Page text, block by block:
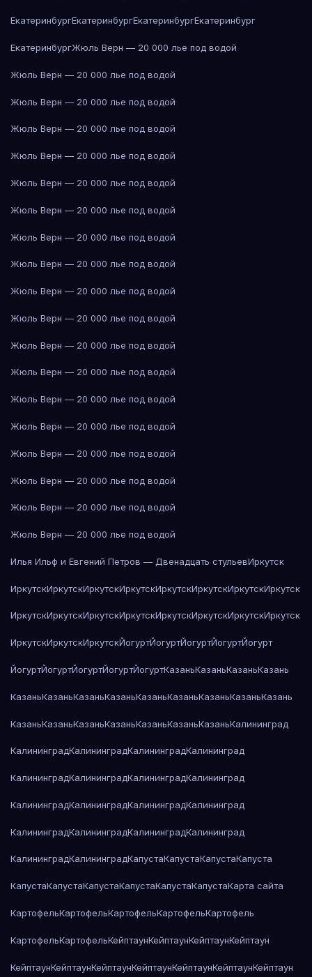
ЕкатеринбургЕкатеринбургЕкатеринбургЕкатеринбург
ЕкатеринбургЖюль Верн — 20 000 лье под водой
Жюль Верн — 20 000 лье под водой
Жюль Верн — 20 000 лье под водой
Жюль Верн — 20 000 лье под водой
Жюль Верн — 20 000 лье под водой
Жюль Верн — 20 000 лье под водой
Жюль Верн — 20 000 лье под водой
Жюль Верн — 20 000 лье под водой
Жюль Верн — 20 000 лье под водой
Жюль Верн — 20 000 лье под водой
Жюль Верн — 20 000 лье под водой
Жюль Верн — 20 000 лье под водой
Жюль Верн — 20 000 лье под водой
Жюль Верн — 20 000 лье под водой
Жюль Верн — 20 000 лье под водой
Жюль Верн — 20 000 лье под водой
Жюль Верн — 20 000 лье под водой
Жюль Верн — 20 000 лье под водой
Жюль Верн — 20 000 лье под водой
Илья Ильф и Евгений Петров — Двенадцать стульевИркутск
ИркутскИркутскИркутскИркутскИркутскИркутскИркутскИркутск
ИркутскИркутскИркутскИркутскИркутскИркутскИркутскИркутск
ИркутскИркутскИркутскЙогуртЙогуртЙогуртЙогуртЙогурт
ЙогуртЙогуртЙогуртЙогуртЙогуртКазаньКазаньКазаньКазань
КазаньКазаньКазаньКазаньКазаньКазаньКазаньКазаньКазань
КазаньКазаньКазаньКазаньКазаньКазаньКазаньКалининград
КалининградКалининградКалининградКалининград
КалининградКалининградКалининградКалининград
КалининградКалининградКалининградКалининград
КалининградКалининградКалининградКалининград
КалининградКалининградКапустаКапустаКапустаКапуста
КапустаКапустаКапустаКапустаКапустаКапустаКарта сайта
КартофельКартофельКартофельКартофельКартофель
КартофельКартофельКейптаунКейптаунКейптаунКейптаун
КейптаунКейптаунКейптаунКейптаунКейптаунКейптаунКейптаун